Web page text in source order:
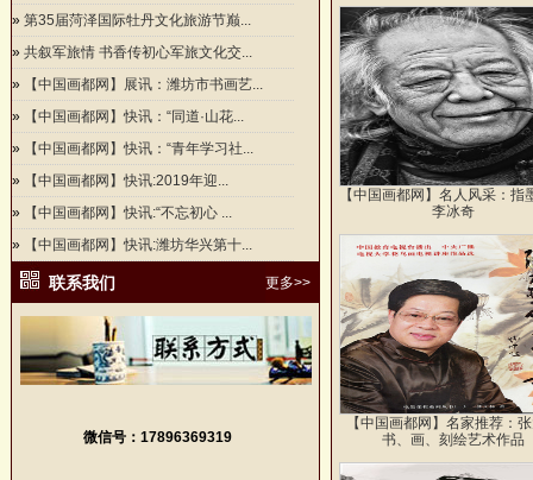
» 第35届菏泽国际牡丹文化旅游节巅...
» 共叙军旅情 书香传初心军旅文化交...
»
【中国画都网】展讯：潍坊市书画艺...
»
【中国画都网】快讯：“同道·山花...
»
【中国画都网】快讯：“青年学习社...
»
【中国画都网】快讯:2019年迎...
»
【中国画都网】快讯:“不忘初心 ...
»
【中国画都网】快讯:潍坊华兴第十...
联系我们 更多>>
微信号：17896369319
【中国画都网】名人风采：指
李冰奇
【中国画都网】名家推荐：
书、画、刻绘艺术作品